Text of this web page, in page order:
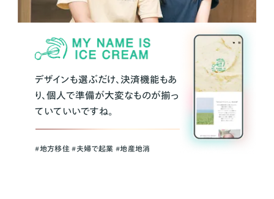
デザインも選ぶだけ、決済機能もあ
り、個人で準備が大変なものが揃っ
ていていいですね。
#地方移住 #夫婦で起業 #地産地消